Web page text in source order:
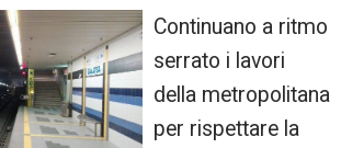
Continuano a ritmo
serrato i lavori
della metropolitana
per rispettare la